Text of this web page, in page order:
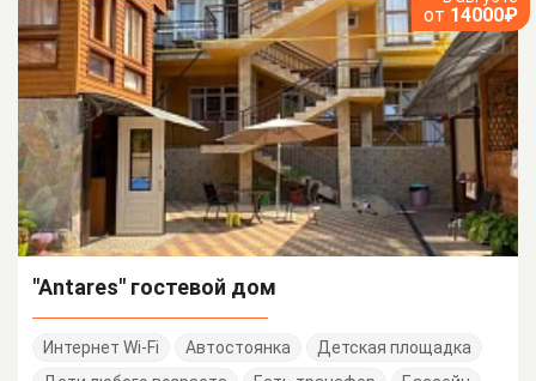
от 14000₽
"Antares" гостевой дом
Интернет Wi-Fi Автостоянка
Детская площадка